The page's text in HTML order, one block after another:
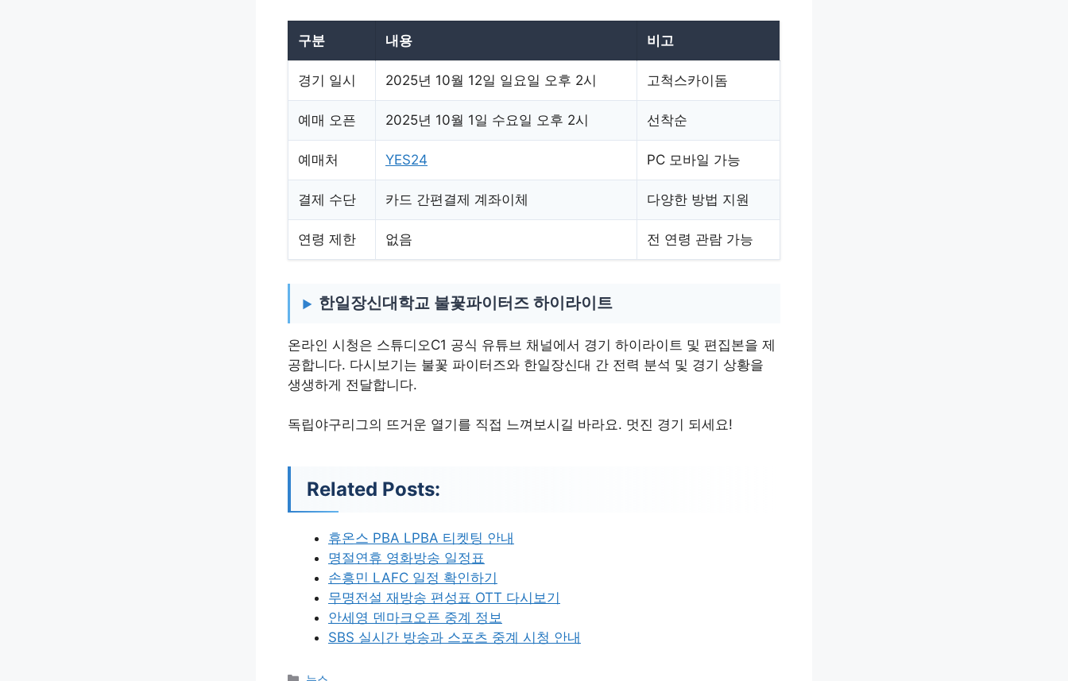
구분 내용 비고
경기 일시 2025년 10월 12일 일요일 오후 2시 고척스카이돔
예매 오픈 2025년 10월 1일 수요일 오후 2시 선착순
예매처 YES24 PC 모바일 가능
결제 수단 카드 간편결제 계좌이체 다양한 방법 지원
연령 제한 없음 전 연령 관람 가능
한일장신대학교 불꽃파이터즈 하이라이트
온라인 시청은 스튜디오C1 공식 유튜브 채널에서 경기 하이라이트 및 편집본을 제
공합니다. 다시보기는 불꽃 파이터즈와 한일장신대 간 전력 분석 및 경기 상황을
생생하게 전달합니다.
독립야구리그의 뜨거운 열기를 직접 느껴보시길 바라요. 멋진 경기 되세요!
Related Posts:
휴온스 PBA LPBA 티켓팅 안내
명절연휴 영화방송 일정표
손흥민 LAFC 일정 확인하기
무명전설 재방송 편성표 OTT 다시보기
안세영 덴마크오픈 중계 정보
SBS 실시간 방송과 스포츠 중계 시청 안내